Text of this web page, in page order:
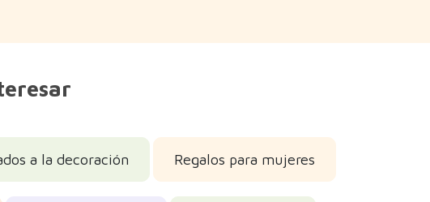
a la decoración Regalos para mujeres